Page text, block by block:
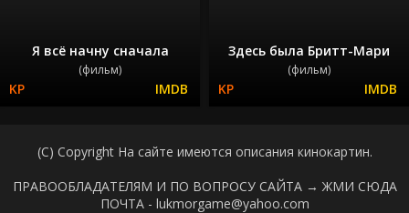
Я всё начну сначала
(фильм)
Здесь была Бритт-Мари
(фильм)
(C) Copyright На сайте имеются описания кинокартин.
ПРАВООБЛАДАТЕЛЯМ И ПО ВОПРОСУ САЙТА → ЖМИ СЮДА
ПОЧТА - lukmorgame@yahoo.com